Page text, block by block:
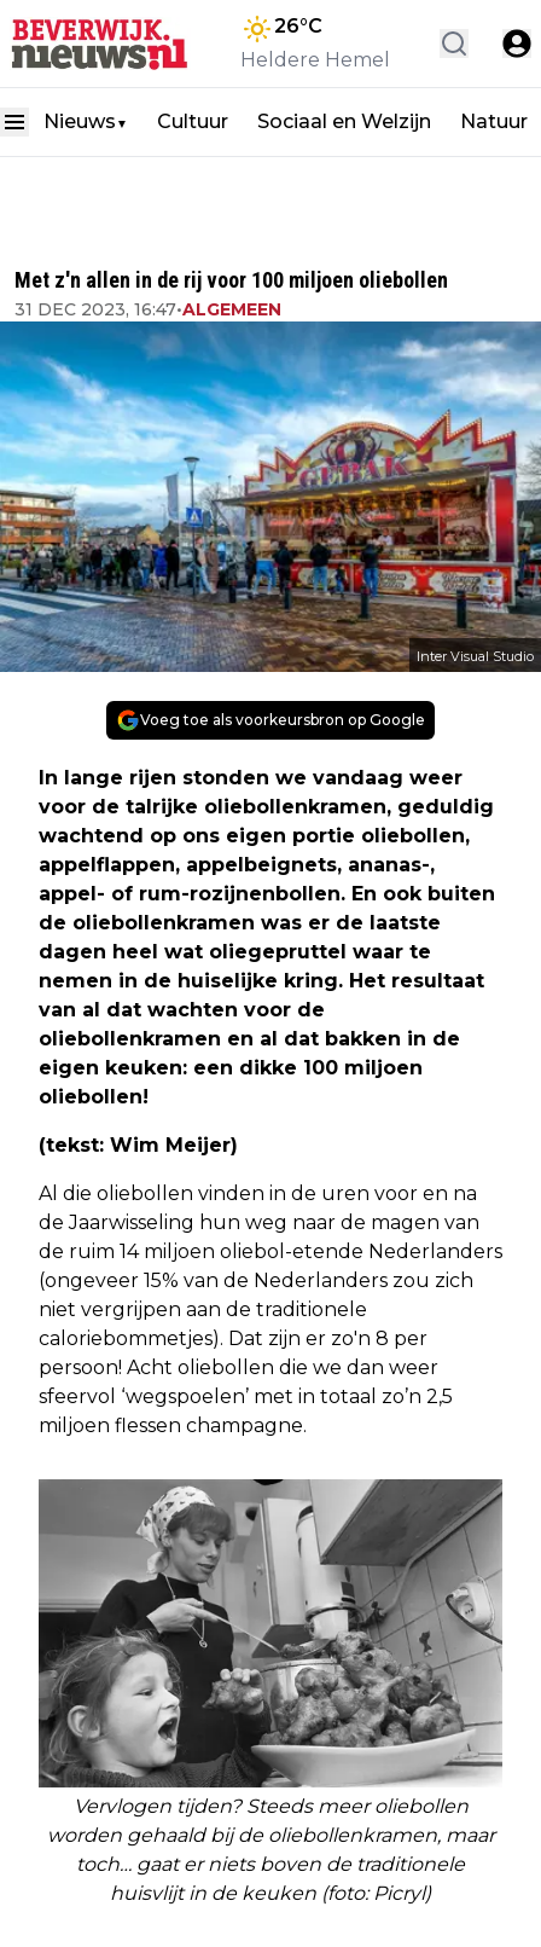
26°C
Heldere Hemel
Nieuws ▼ Cultuur Sociaal en Welzijn Natuur
Met z'n allen in de rij voor 100 miljoen oliebollen
31 DEC 2023, 16:47•ALGEMEEN
Inter Visual Studio
Voeg toe als voorkeursbron op Google
In lange rijen stonden we vandaag weer
voor de talrijke oliebollenkramen, geduldig
wachtend op ons eigen portie oliebollen,
appelflappen, appelbeignets, ananas-,
appel- of rum-rozijnenbollen. En ook buiten
de oliebollenkramen was er de laatste
dagen heel wat oliegepruttel waar te
nemen in de huiselijke kring. Het resultaat
van al dat wachten voor de
oliebollenkramen en al dat bakken in de
eigen keuken: een dikke 100 miljoen
oliebollen!
(tekst: Wim Meijer)
Al die oliebollen vinden in de uren voor en na
de Jaarwisseling hun weg naar de magen van
de ruim 14 miljoen oliebol-etende Nederlanders
(ongeveer 15% van de Nederlanders zou zich
niet vergrijpen aan de traditionele
caloriebommetjes). Dat zijn er zo'n 8 per
persoon! Acht oliebollen die we dan weer
sfeervol ‘wegspoelen’ met in totaal zo’n 2,5
miljoen flessen champagne.
Vervlogen tijden? Steeds meer oliebollen
worden gehaald bij de oliebollenkramen, maar
toch… gaat er niets boven de traditionele
huisvlijt in de keuken (foto: Picryl)